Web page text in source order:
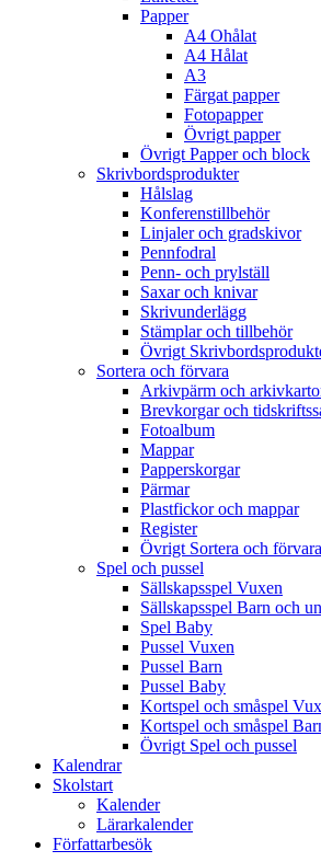
Papper
A4 Ohålat
A4 Hålat
A3
Färgat papper
Fotopapper
Övrigt papper
Övrigt Papper och block
Skrivbordsprodukter
Hålslag
Konferenstillbehör
Linjaler och gradskivor
Pennfodral
Penn- och prylställ
Saxar och knivar
Skrivunderlägg
Stämplar och tillbehör
Övrigt
Sortera och förvara
Arkivpärm och
Brevkorgar och
Fotoalbum
Mappar
Papperskorgar
Pärmar
Plastfickor och mappar
Register
Övrigt Sortera och förvara
Spel och pussel
Sällskapsspel Vuxen
Sällskapsspel Barn och
Spel Baby
Pussel Vuxen
Pussel Barn
Pussel Baby
Kortspel och småspel
Kortspel och småspel
Övrigt Spel och pussel
Kalendrar
Skolstart
Kalender
Lärarkalender
Författarbesök